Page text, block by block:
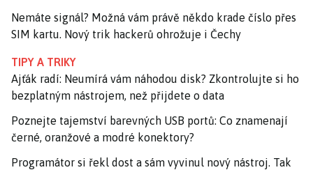
Nemáte signál? Možná vám právě někdo krade číslo přes
SIM kartu. Nový trik hackerů ohrožuje i Čechy
TIPY A TRIKY
Ajťák radí: Neumírá vám náhodou disk? Zkontrolujte si ho
bezplatným nástrojem, než přijdete o data
Poznejte tajemství barevných USB portů: Co znamenají
černé, oranžové a modré konektory?
Programátor si řekl dost a sám vyvinul nový nástroj. Tak